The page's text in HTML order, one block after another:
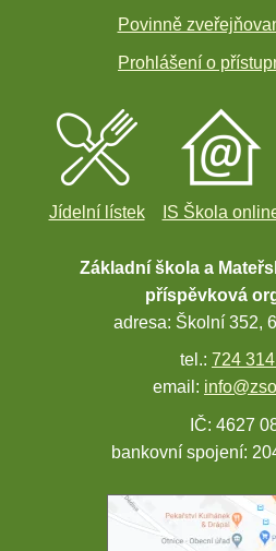
Povinně
Prohlášení o
Jídelní lístek IS Škola
Základní škola a
příspěvková
adresa: Školní 352,
tel.: 724
email:
IČ: 4627
bankovní spojení: